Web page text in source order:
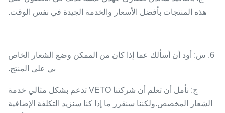
هذه المنتجات بأفضل الأسعار والخدمة الجيدة في نفس الوقت.
6. س: أود أن أسألك عما إذا كان من الممكن وضع الشعار الخاص
بي على المنتج.
ج: نأمل أن تعلم أن شركتنا VETO تدعم بشكل مثالي خدمة
الشعار المخصص.ولكننا سنقرر ما إذا كنا سنزيد التكلفة الإضافية